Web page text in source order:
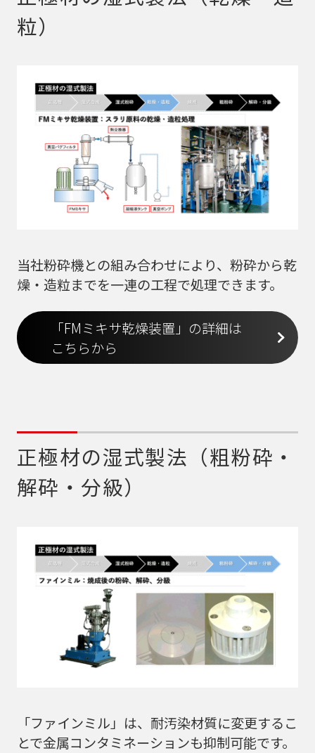
粒）
当社粉砕機との組み合わせにより、粉砕から乾
燥・造粒までを一連の工程で処理できます。
「FMミキサ乾燥装置」の詳細は
こちらから
正極材の湿式製法（粗粉砕・
解砕・分級）
「ファインミル」は、耐汚染材質に変更するこ
とで金属コンタミネーションも抑制可能です。